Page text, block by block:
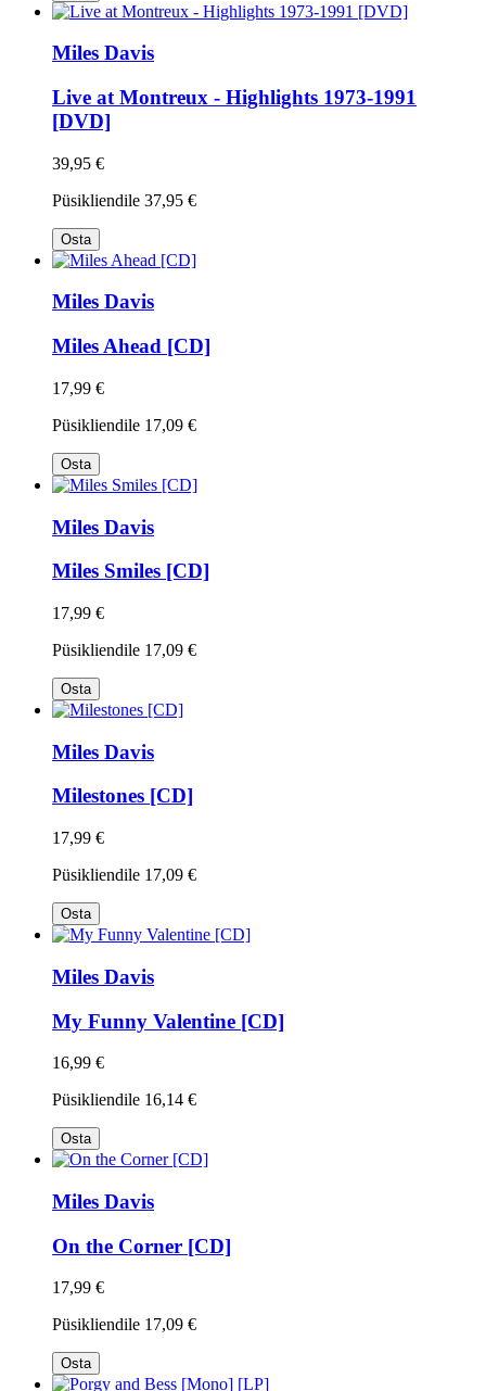
Miles Davis
Live at Montreux - Highlights 1973-1991
[DVD]
39,95 €
Püsikliendile 37,95 €
Osta
Miles Davis
Miles Ahead [CD]
17,99 €
Püsikliendile 17,09 €
Osta
Miles Davis
Miles Smiles [CD]
17,99 €
Püsikliendile 17,09 €
Osta
Miles Davis
Milestones [CD]
17,99 €
Püsikliendile 17,09 €
Osta
Miles Davis
My Funny Valentine [CD]
16,99 €
Püsikliendile 16,14 €
Osta
Miles Davis
On the Corner [CD]
17,99 €
Püsikliendile 17,09 €
Osta